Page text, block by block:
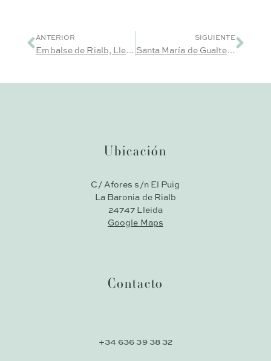
ANTERIOR
Embalse de Rialb, Lleida
SIGUIENTE
Santa María de Gualter, Lleida
Ubicación
C/ Afores s/n El Puig
La Baronia de Rialb
24747 Lleida
Google Maps
Contacto
+34 636 39 38 32